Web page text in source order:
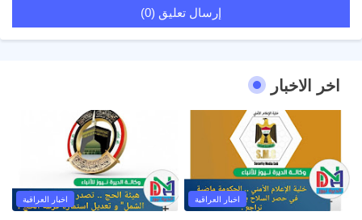
إرسال تعليق (0)
اخر الاخبار
اخبار العراقية اخبار العراقية